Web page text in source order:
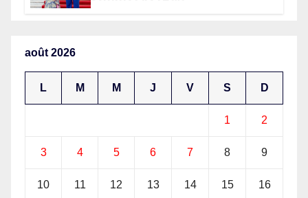
août 2026
L M M J V S D
1 2
3 4 5 6 7 8 9
10 11 12 13 14 15 16